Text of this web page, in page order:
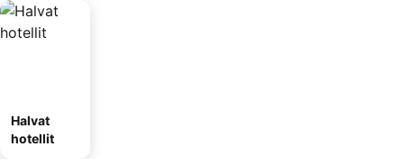
Halvat
hotellit